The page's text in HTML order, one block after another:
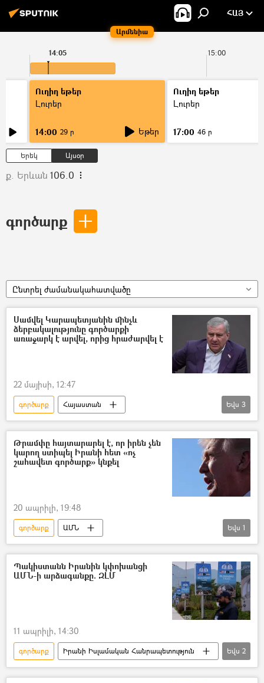
Արմենիա
ՀԱՅ
15:00
14:05
Ուղիղ եթեր
Լուրեր
14:00 29 ր Եթեր
Ուղիղ եթեր
Լուրեր
17:00 46 ր
Երեկ Այսօր
ք. Երևան 106.0
գործարք
Ընտրել ժամանակահատվածը
Սամվել Կարապետյանին մինչև
ձերբակալությունը գործարքի
առաջարկ է արվել, որից հրաժարվել է
22 մայիսի, 12:47
գործարք
Հայաստան
Սամվել Կարապետյան
Ձերբակալություն
Հայաստանի էլեկտրական ցանցեր (ՀԷՑ)
Եվս 3
Թրամփը հայտարարել է, որ իրեն չեն
կարող ստիպել Իրանի հետ «ոչ
շահավետ գործարք» կնքել
20 ապրիլի, 19:48
գործարք
ԱՄՆ
Իրանի Իսլամական Հանրապետություն
Եվս 1
Պակիստանն Իրանին կփոխանցի
ԱՄՆ-ի արձագանքը. ԶԼՄ
11 ապրիլի, 14:30
գործարք
Իրանի Իսլամական Հանրապետություն
Պակիստան
ԱՄՆ
Եվս 2